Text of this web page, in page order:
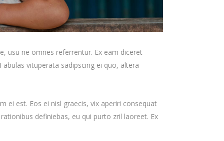
usu ne omnes referrentur. Ex eam diceret
vituperata sadipscing ei quo, altera
ei est. Eos ei nisl graecis, vix aperiri consequat
definiebas, eu qui purto zril laoreet. Ex